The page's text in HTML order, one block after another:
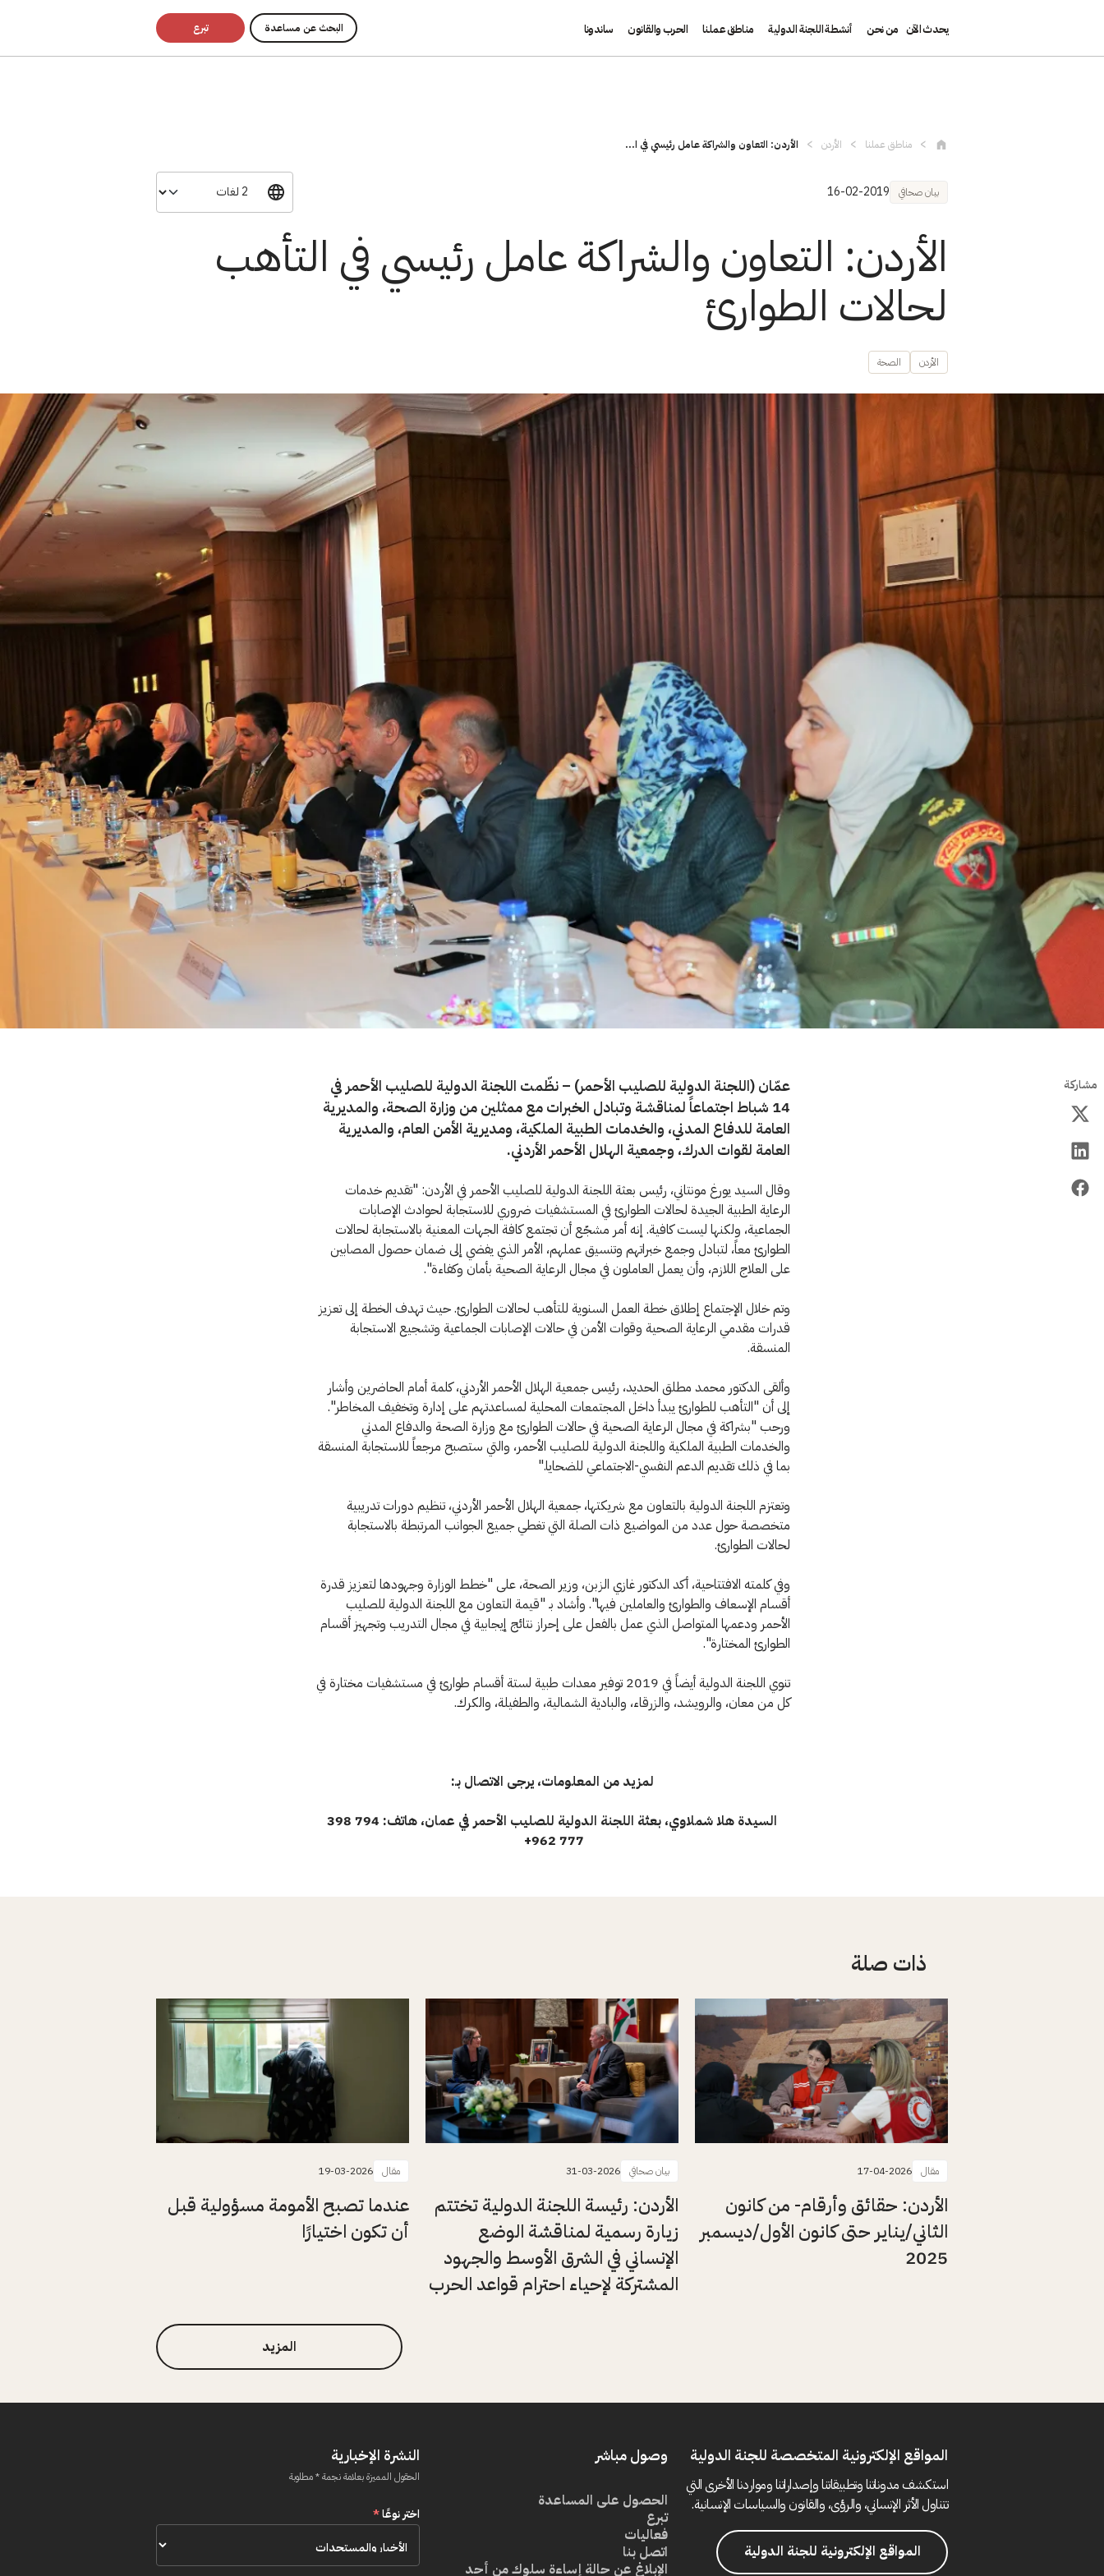
يحدث الآن من نحن أنشطة اللجنة الدولية مناطق عملنا الحرب والقانون ساندونا البحث عن مساعدة تبرع
مناطق عملنا الأردن الأردن: التعاون والشراكة عامل رئيسي في ا...
بيان صحافي 16-02-2019
الأردن: التعاون والشراكة عامل رئيسي في التأهب
لحالات الطوارئ
الأردن الصحة
مشاركة
عمّان (اللجنة الدولية للصليب الأحمر) – نظّمت اللجنة الدولية للصليب الأحمر في
14 شباط اجتماعاً لمناقشة وتبادل الخبرات مع ممثلين من وزارة الصحة، والمديرية
العامة للدفاع المدني، والخدمات الطبية الملكية، ومديرية الأمن العام، والمديرية
العامة لقوات الدرك، وجمعية الهلال الأحمر الأردني.
وقال السيد يورغ مونتاني، رئيس بعثة اللجنة الدولية للصليب الأحمر في الأردن: "تقديم خدمات
الرعاية الطبية الجيدة لحالات الطوارئ في المستشفيات ضروري للاستجابة لحوادث الإصابات
الجماعية، ولكنها ليست كافية. إنه أمر مشجّع أن تجتمع كافة الجهات المعنية بالاستجابة لحالات
الطوارئ معاً، لتبادل وجمع خبراتهم وتنسيق عملهم، الأمر الذي يفضي إلى ضمان حصول المصابين
على العلاج اللازم، وأن يعمل العاملون في مجال الرعاية الصحية بأمان وكفاءة".
وتم خلال الإجتماع إطلاق خطة العمل السنوية للتأهب لحالات الطوارئ. حيث تهدف الخطة إلى تعزيز
قدرات مقدمي الرعاية الصحية وقوات الأمن في حالات الإصابات الجماعية وتشجيع الاستجابة
المنسقة.
وألقى الدكتور محمد مطلق الحديد، رئيس جمعية الهلال الأحمر الأردني، كلمة أمام الحاضرين وأشار
إلى أن "التأهب للطوارئ يبدأ داخل المجتمعات المحلية لمساعدتهم على إدارة وتخفيف المخاطر".
ورحب "بشراكة في مجال الرعاية الصحية في حالات الطوارئ مع وزارة الصحة والدفاع المدني
والخدمات الطبية الملكية واللجنة الدولية للصليب الأحمر، والتي ستصبح مرجعاً للاستجابة المنسقة
بما في ذلك تقديم الدعم النفسي-الاجتماعي للضحايا."
وتعتزم اللجنة الدولية بالتعاون مع شريكتها، جمعية الهلال الأحمر الأردني، تنظيم دورات تدريبية
متخصصة حول عدد من المواضيع ذات الصلة التي تغطي جميع الجوانب المرتبطة بالاستجابة
لحالات الطوارئ.
وفي كلمته الافتتاحية، أكد الدكتور غازي الزبن، وزير الصحة، على "خطط الوزارة وجهودها لتعزيز قدرة
أقسام الإسعاف والطوارئ والعاملين فيها". وأشاد بـ "قيمة التعاون مع اللجنة الدولية للصليب
الأحمر ودعمها المتواصل الذي عمل بالفعل على إحراز نتائج إيجابية في مجال التدريب وتجهيز أقسام
الطوارئ المختارة".
تنوي اللجنة الدولية أيضاً في 2019 توفير معدات طبية لستة أقسام طوارئ في مستشفيات مختارة في
كل من معان، والرويشد، والزرقاء، والبادية الشمالية، والطفيلة، والكرك.
لمزيد من المعلومات، يرجى الاتصال بـ:
السيدة هلا شملاوي، بعثة اللجنة الدولية للصليب الأحمر في عمان، هاتف: 794 398
777 962
+
ذات صلة
مقال 17-04-2026
الأردن: حقائق وأرقام- من كانون
الثاني/يناير حتى كانون الأول/ديسمبر
2025
بيان صحافي 31-03-2026
الأردن: رئيسة اللجنة الدولية تختتم
زيارة رسمية لمناقشة الوضع
الإنساني في الشرق الأوسط والجهود
المشتركة لإحياء احترام قواعد الحرب
مقال 19-03-2026
عندما تصبح الأمومة مسؤولية قبل
أن تكون اختيارًا
المزيد
المواقع الإلكترونية المتخصصة للجنة الدولية
استكشف مدوناتنا وتطبيقاتنا وإصداراتنا ومواردنا الأخرى التي
تتناول الأثر الإنساني، والرؤى، والقانون والسياسات الإنسانية.
المواقع الإلكترونية للجنة الدولية
وصول مباشر
الحصول على المساعدة
تبرع
فعاليات
اتصل بنا
الإبلاغ عن حالة إساءة سلوك من أحد
النشرة الإخبارية
الحقول المميزة بعلامة نجمة * مطلوبة
اختر نوعًا*